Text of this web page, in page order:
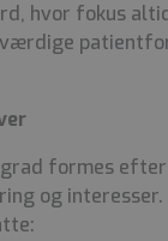
hvor fokus
formes
og